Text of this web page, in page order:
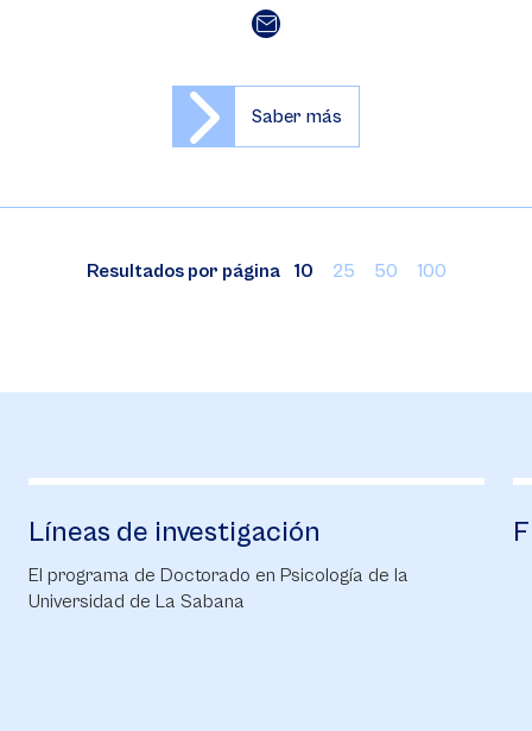
Saber más
Resultados por página 10 25 50 100
Líneas de investigación
El programa de Doctorado en Psicología de la
Universidad de La Sabana